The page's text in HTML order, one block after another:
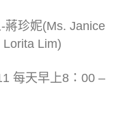
蔣珍妮(Ms. Janice
Lim)
每天早上8：00 –